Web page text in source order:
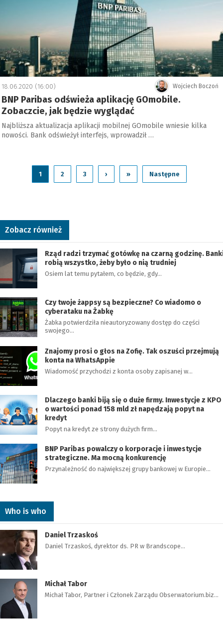
Wojciech Boczoń
18.06.2020 (16:00)
BNP Paribas odświeża aplikację GOmobile.
Zobaczcie, jak będzie wyglądać
Najbliższa aktualizacja aplikacji mobilnej GOmobile wniesie kilka
nowości. Bank odświeżył interfejs, wprowadził …
1 2 3 › » Następne
Zobacz również
Rząd radzi trzymać gotówkę na czarną godzinę.
robią wszystko, żeby było o nią trudniej
Osiem lat temu pytałem, co będzie, gdy…
Czy twoje żappsy są bezpieczne? Co wiadomo o
cyberataku na Żabkę
Żabka potwierdziła nieautoryzowany dostęp do części
swojego…
Znajomy prosi o głos na Zofię. Tak oszuści przejmują
konta na WhatsAppie
Wiadomość przychodzi z konta osoby zapisanej w…
Dlaczego banki biją się o duże firmy. Inwestycje z KPO
o wartości ponad 158 mld zł napędzają popyt na
kredyt
Popyt na kredyt ze strony dużych firm…
BNP Paribas powalczy o korporacje i inwestycje
strategiczne. Ma mocną konkurencję
Przynależność do największej grupy bankowej w Europie…
Who is who
Daniel Trzaskoś
Daniel Trzaskoś, dyrektor ds. PR w Brandscope…
Michał Tabor
Michał Tabor, Partner i Członek Zarządu Obserwatorium.biz…